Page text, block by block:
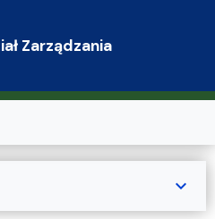
Zarządzania
expand_more